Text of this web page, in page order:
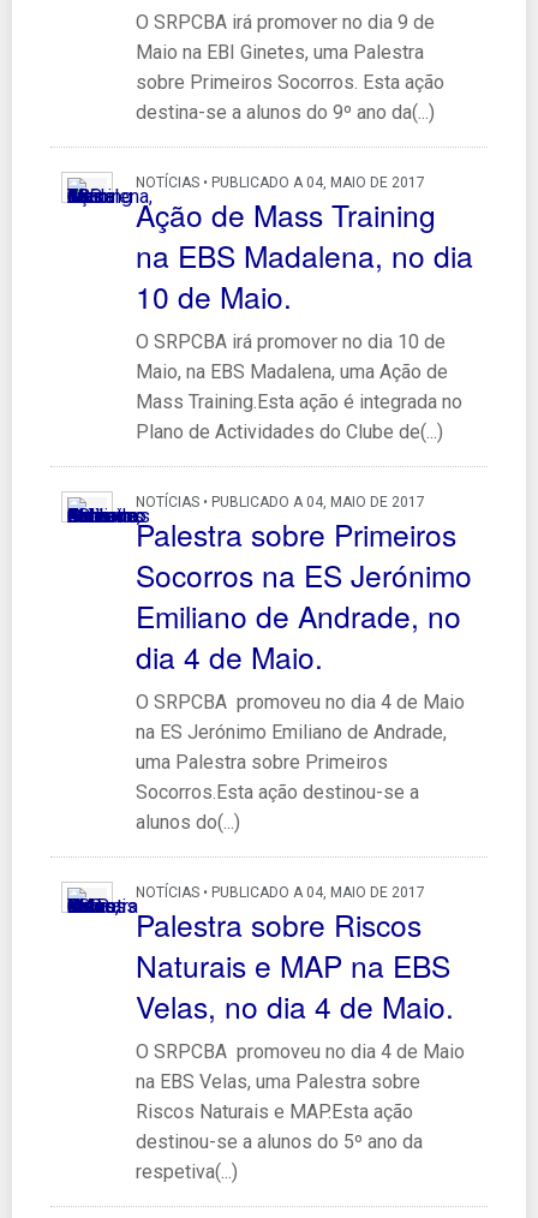
O SRPCBA irá promover no dia 9 de
Maio na EBI Ginetes, uma Palestra
sobre Primeiros Socorros. Esta ação
destina-se a alunos do 9º ano da(...)
NOTÍCIAS • PUBLICADO A 04, MAIO DE 2017
Ação de Mass Training
na EBS Madalena, no dia
10 de Maio.
O SRPCBA irá promover no dia 10 de
Maio, na EBS Madalena, uma Ação de
Mass Training.Esta ação é integrada no
Plano de Actividades do Clube de(...)
NOTÍCIAS • PUBLICADO A 04, MAIO DE 2017
Palestra sobre Primeiros
Socorros na ES Jerónimo
Emiliano de Andrade, no
dia 4 de Maio.
O SRPCBA promoveu no dia 4 de Maio
na ES Jerónimo Emiliano de Andrade,
uma Palestra sobre Primeiros
Socorros.Esta ação destinou-se a
alunos do(...)
NOTÍCIAS • PUBLICADO A 04, MAIO DE 2017
Palestra sobre Riscos
Naturais e MAP na EBS
Velas, no dia 4 de Maio.
O SRPCBA promoveu no dia 4 de Maio
na EBS Velas, uma Palestra sobre
Riscos Naturais e MAP.Esta ação
destinou-se a alunos do 5º ano da
respetiva(...)